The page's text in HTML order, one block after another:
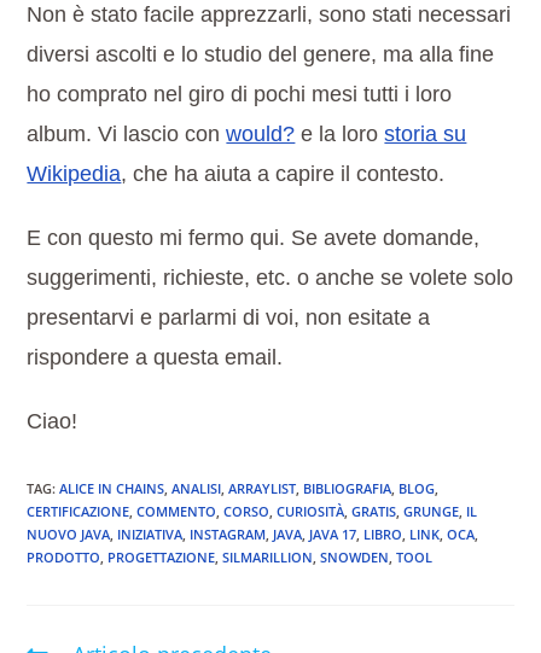
Non è stato facile apprezzarli, sono stati necessari
diversi ascolti e lo studio del genere, ma alla fine
ho comprato nel giro di pochi mesi tutti i loro
album. Vi lascio conwould? e la lorostoria su
Wikipedia, che ha aiuta a capire il contesto.
E con questo mi fermo qui. Se avete domande,
suggerimenti, richieste, etc. o anche se volete solo
presentarvi e parlarmi di voi, non esitate a
rispondere a questa email.
Ciao!
TAG:ALICE IN CHAINS ANALISI ARRAYLIST BIBLIOGRAFIA BLOG
CERTIFICAZIONE COMMENTO CORSO CURIOSITÀ GRATIS GRUNGE IL
NUOVO JAVA INIZIATIVA INSTAGRAM JAVA JAVA 17 LIBRO LINK OCA
PRODOTTO PROGETTAZIONE SILMARILLION SNOWDEN TOOL